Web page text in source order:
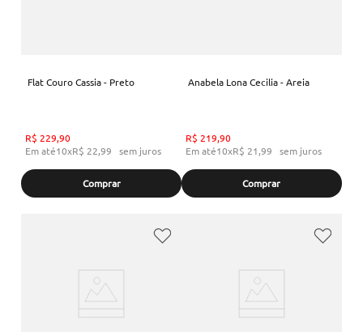
Flat Couro Cassia - Preto
R$ 229,90
Em até10xR$ 22,99 sem juros
Comprar
Anabela Lona Cecilia - Areia
R$ 219,90
Em até10xR$ 21,99 sem juros
Comprar